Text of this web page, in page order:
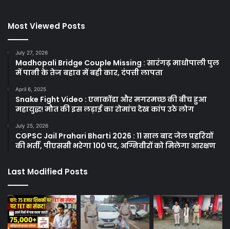
Most Viewed Posts
July 27, 2026
Madhopali Bridge Couple Missing : सारंगढ़ माधोपाली पुल
में पानी के तेज बहाव में बही कार, दंपत्ती लापता
April 6, 2025
Snake Fight Video : एनाकोंडा और मगरमच्छ की बीच हुआ
महायुद्ध! मौत की इस लड़ाई का रोमांच देख कांप उठे लोग
July 25, 2026
CGPSC Jail Prahari Bharti 2026 : 11 साल बाद जेल प्रहरियों
की भर्ती, पीएससी भरेगा 100 पद, अग्निवीरों को मिलेगा आरक्षण
Last Modified Posts